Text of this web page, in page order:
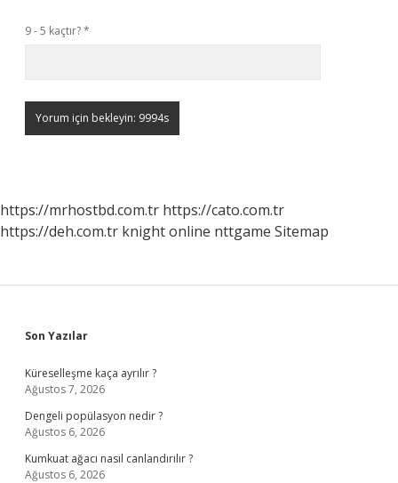
9 - 5 kaçtır?*
https://mrhostbd.com.tr https://cato.com.tr
https://deh.com.tr knight online nttgame Sitemap
Sidebar
Son Yazılar
Küreselleşme kaça ayrılır ?
Ağustos 7, 2026
Dengeli popülasyon nedir ?
Ağustos 6, 2026
Kumkuat ağacı nasıl canlandırılır ?
Ağustos 6, 2026